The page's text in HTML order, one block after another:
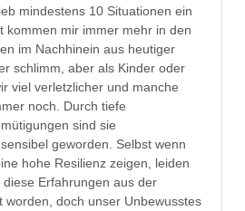
mindestens 10 Situationen ein
kommen mir immer mehr in den
im Nachhinein aus heutiger
schlimm, aber als Kinder oder
viel verletzlicher und manche
noch. Durch tiefe
sind sie
geworden. Selbst wenn
hohe Resilienz zeigen, leiden
Erfahrungen aus der
worden, doch unser Unbewusstes